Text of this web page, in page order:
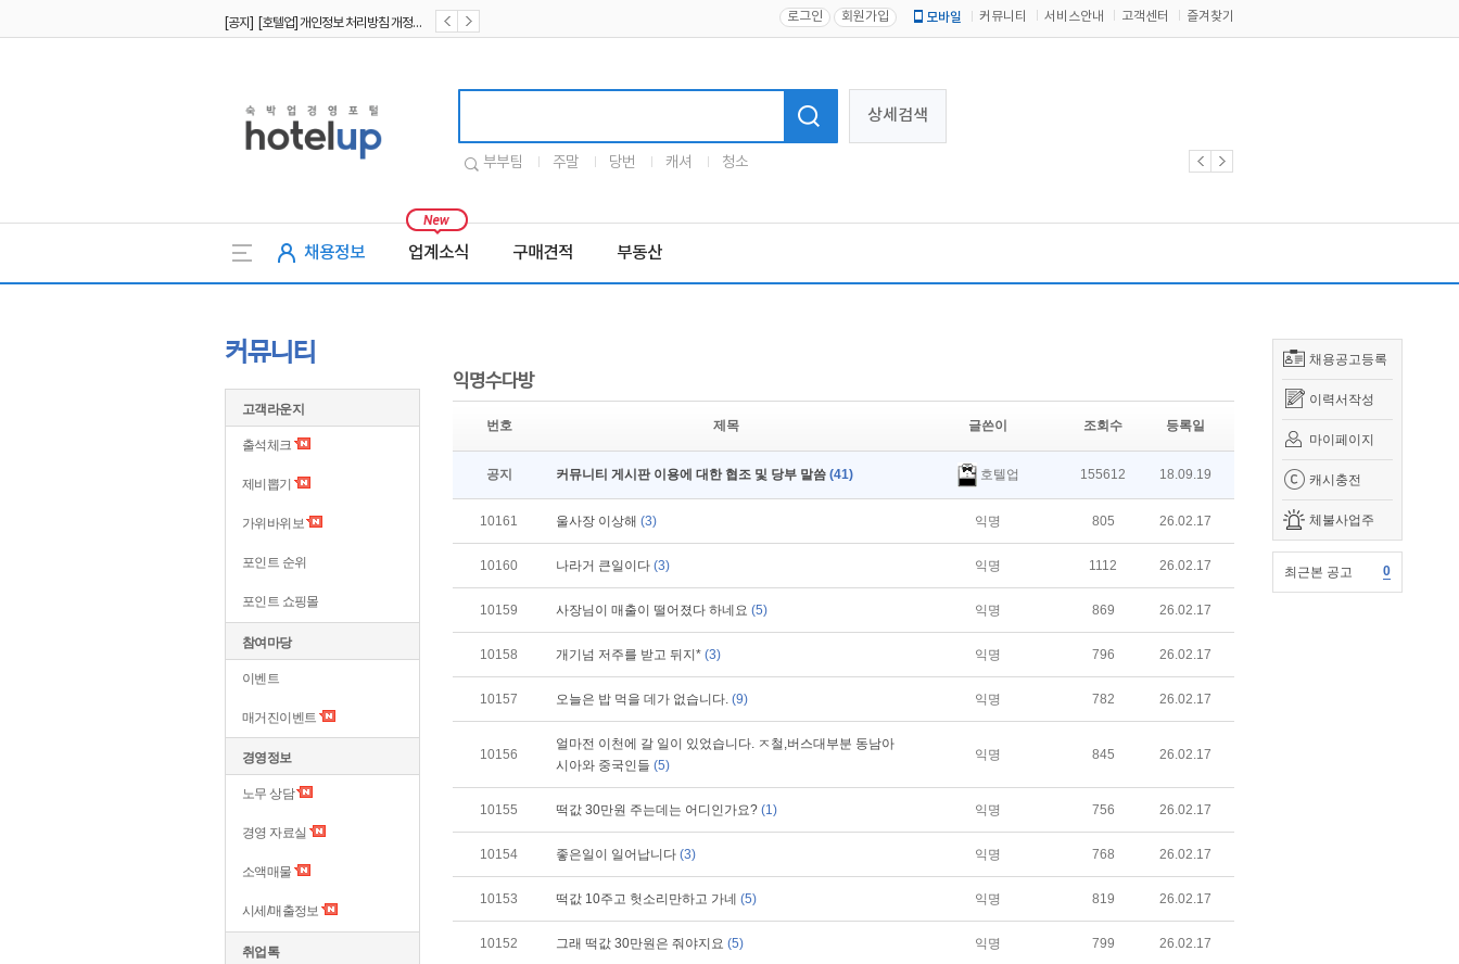
로그인 회원가입 모바일 커뮤니티 서비스안내 고객센터 즐겨찾기
상세검색
부부팀 주말 당번 캐셔 청소
채용정보 업계소식 구매견적 부동산
채용공고등록
이력서작성
마이페이지
캐시충전
체불사업주
최근본 공고 0
커뮤니티
고객라운지
출석체크
제비뽑기
가위바위보
포인트 순위
포인트 쇼핑몰
참여마당
이벤트
매거진이벤트
경영정보
노무 상담
경영 자료실
소액매물
시세/매출정보
취업톡
익명수다방
번호 제목 글쓴이 조회수 등록일
공지 커뮤니티 게시판 이용에 대한 협조 및 당부 말씀 (41) 호텔업 155612 18.09.19
10161 울사장 이상해 (3) 익명 805 26.02.17
10160 나라거 큰일이다 (3) 익명 1112 26.02.17
10159 사장님이 매출이 떨어졌다 하네요 (5) 익명 869 26.02.17
10158 개기넘 저주를 받고 뒤지* (3) 익명 796 26.02.17
10157 오늘은 밥 먹을 데가 없습니다. (9) 익명 782 26.02.17
10156
얼마전 이천에 갈 일이 있었습니다. ㅈ철,버스대부분 동남아
시아와 중국인들 (5)
익명 845 26.02.17
10155 떡값 30만원 주는데는 어디인가요? (1) 익명 756 26.02.17
10154 좋은일이 일어납니다 (3) 익명 768 26.02.17
10153 떡값 10주고 헛소리만하고 가네 (5) 익명 819 26.02.17
10152 그래 떡값 30만원은 줘야지요 (5) 익명 799 26.02.17